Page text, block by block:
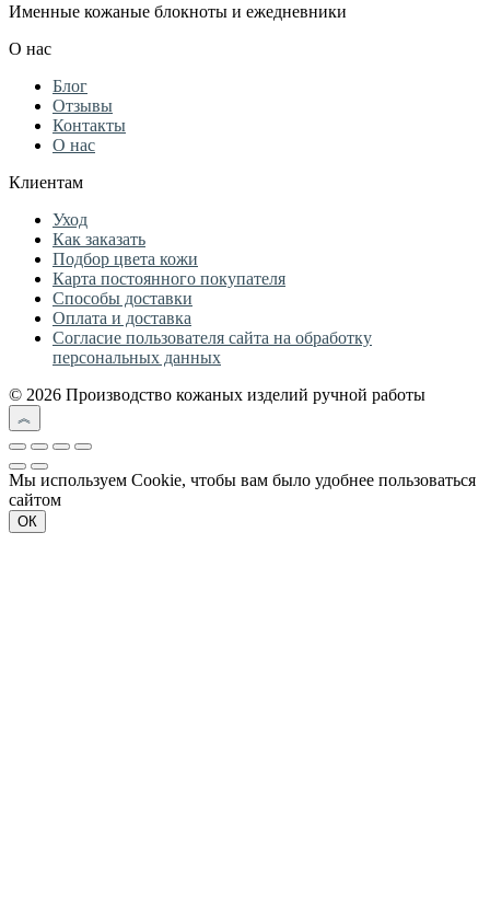
Именные кожаные блокноты и ежедневники
О нас
Блог
Отзывы
Контакты
О нас
Клиентам
Уход
Как заказать
Подбор цвета кожи
Карта постоянного покупателя
Способы доставки
Оплата и доставка
Согласие пользователя сайта на обработку
персональных данных
© 2026 Производство кожаных изделий ручной работы
Мы используем Cookie, чтобы вам было удобнее пользоваться
сайтом
ОК